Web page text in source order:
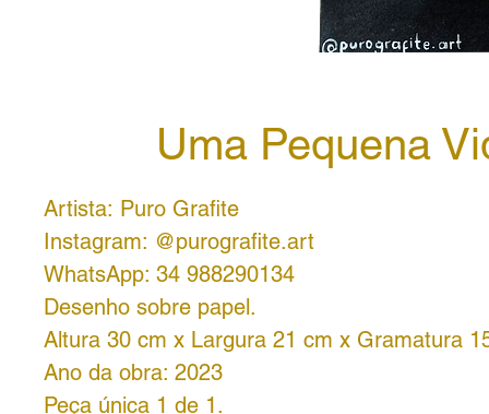
Uma Pequena
Artista: Puro Grafite
Instagram: @purografite.art
WhatsApp: 34 988290134
Desenho sobre papel.
Altura 30 cm x Largura 21 cm x Gramatura
Ano da obra: 2023
Peça única 1 de 1.